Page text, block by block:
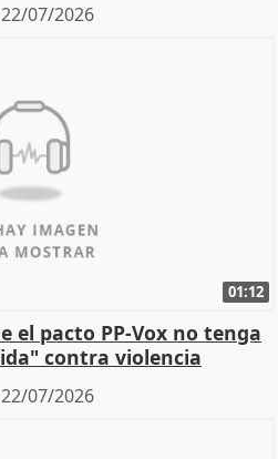
22/07/2026
01:12
el pacto PP-Vox no tenga
contra violencia
22/07/2026